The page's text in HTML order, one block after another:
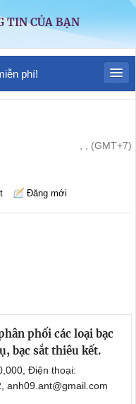
TIN CỦA BẠN
phí!
, , (GMT+7)
Đăng mới
phối các loại bạc
bạc sắt thiêu kết.
Điện thoại:
anh09.ant@gmail.com